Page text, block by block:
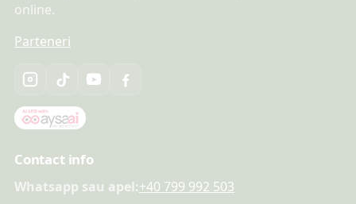
online.
Parteneri
Contact info
Whatsapp sau apel:+40 799 992 503